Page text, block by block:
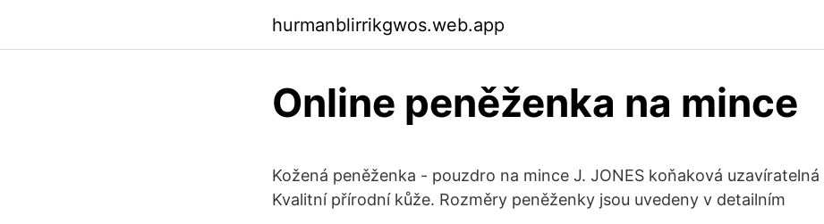
hurmanblirrikgwos.web.app
Online peněženka na mince
Kožená peněženka - pouzdro na mince J. JONES koňaková
Kvalitní přírodní kůže. Rozměry peněženky jsou uvedeny v detailním